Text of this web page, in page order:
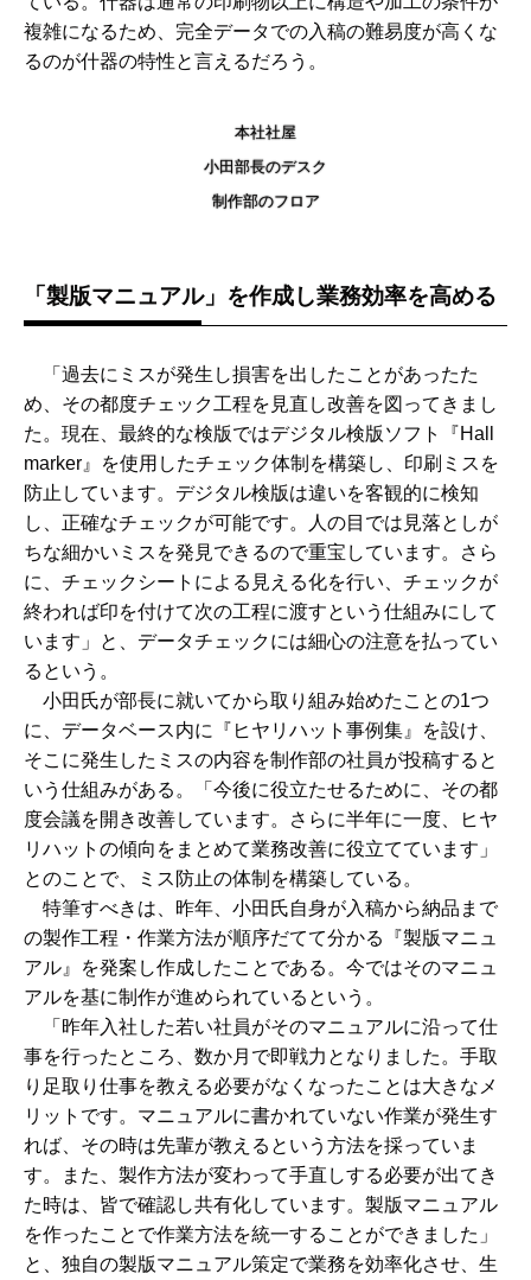
複雑になるため、完全データでの入稿の難易度が高くな
るのが什器の特性と言えるだろう。
本社社屋
小田部長のデスク
制作部のフロア
「製版マニュアル」を作成し業務効率を高める
「過去にミスが発生し損害を出したことがあったた
め、その都度チェック工程を見直し改善を図ってきまし
た。現在、最終的な検版ではデジタル検版ソフト『Hall
marker』を使用したチェック体制を構築し、印刷ミスを
防止しています。デジタル検版は違いを客観的に検知
し、正確なチェックが可能です。人の目では見落としが
ちな細かいミスを発見できるので重宝しています。さら
に、チェックシートによる見える化を行い、チェックが
終われば印を付けて次の工程に渡すという仕組みにして
います」と、データチェックには細心の注意を払ってい
るという。
小田氏が部長に就いてから取り組み始めたことの1つ
に、データベース内に『ヒヤリハット事例集』を設け、
そこに発生したミスの内容を制作部の社員が投稿すると
いう仕組みがある。「今後に役立たせるために、その都
度会議を開き改善しています。さらに半年に一度、ヒヤ
リハットの傾向をまとめて業務改善に役立てています」
とのことで、ミス防止の体制を構築している。
特筆すべきは、昨年、小田氏自身が入稿から納品まで
の製作工程・作業方法が順序だてて分かる『製版マニュ
アル』を発案し作成したことである。今ではそのマニュ
アルを基に制作が進められているという。
「昨年入社した若い社員がそのマニュアルに沿って仕
事を行ったところ、数か月で即戦力となりました。手取
り足取り仕事を教える必要がなくなったことは大きなメ
リットです。マニュアルに書かれていない作業が発生す
れば、その時は先輩が教えるという方法を採っていま
す。また、製作方法が変わって手直しする必要が出てき
た時は、皆で確認し共有化しています。製版マニュアル
を作ったことで作業方法を統一することができました」
と、独自の製版マニュアル策定で業務を効率化させ、生